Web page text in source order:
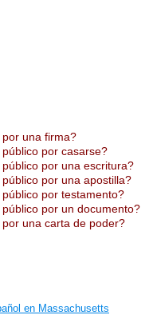
una firma?
por casarse?
por una escritura?
por una apostilla?
por testamento?
por un documento?
una carta de poder?
en Massachusetts